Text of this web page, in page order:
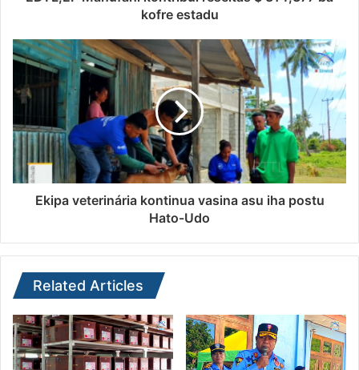
kofre estadu
Ekipa veterinária kontinua vasina asu iha postu
Hato-Udo
Related Articles